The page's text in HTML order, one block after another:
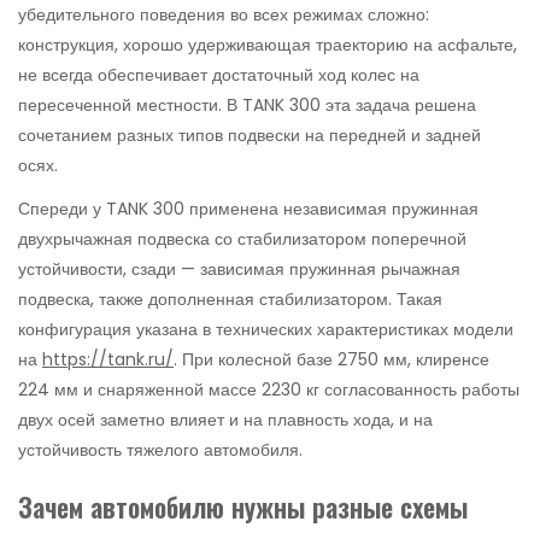
убедительного поведения во всех режимах сложно:
конструкция, хорошо удерживающая траекторию на асфальте,
не всегда обеспечивает достаточный ход колес на
пересеченной местности. В TANK 300 эта задача решена
сочетанием разных типов подвески на передней и задней
осях.
Спереди у TANK 300 применена независимая пружинная
двухрычажная подвеска со стабилизатором поперечной
устойчивости, сзади — зависимая пружинная рычажная
подвеска, также дополненная стабилизатором. Такая
конфигурация указана в технических характеристиках модели
на https://tank.ru/. При колесной базе 2750 мм, клиренсе
224 мм и снаряженной массе 2230 кг согласованность работы
двух осей заметно влияет и на плавность хода, и на
устойчивость тяжелого автомобиля.
Зачем автомобилю нужны разные схемы